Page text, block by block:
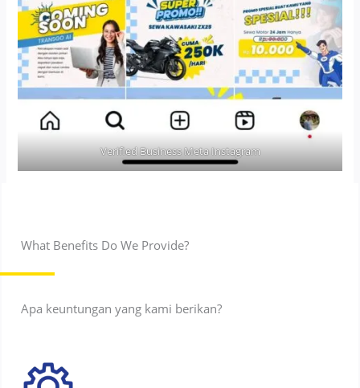
Verified Business Meta Instagram
What Benefits Do We Provide?
Apa keuntungan yang kami berikan?